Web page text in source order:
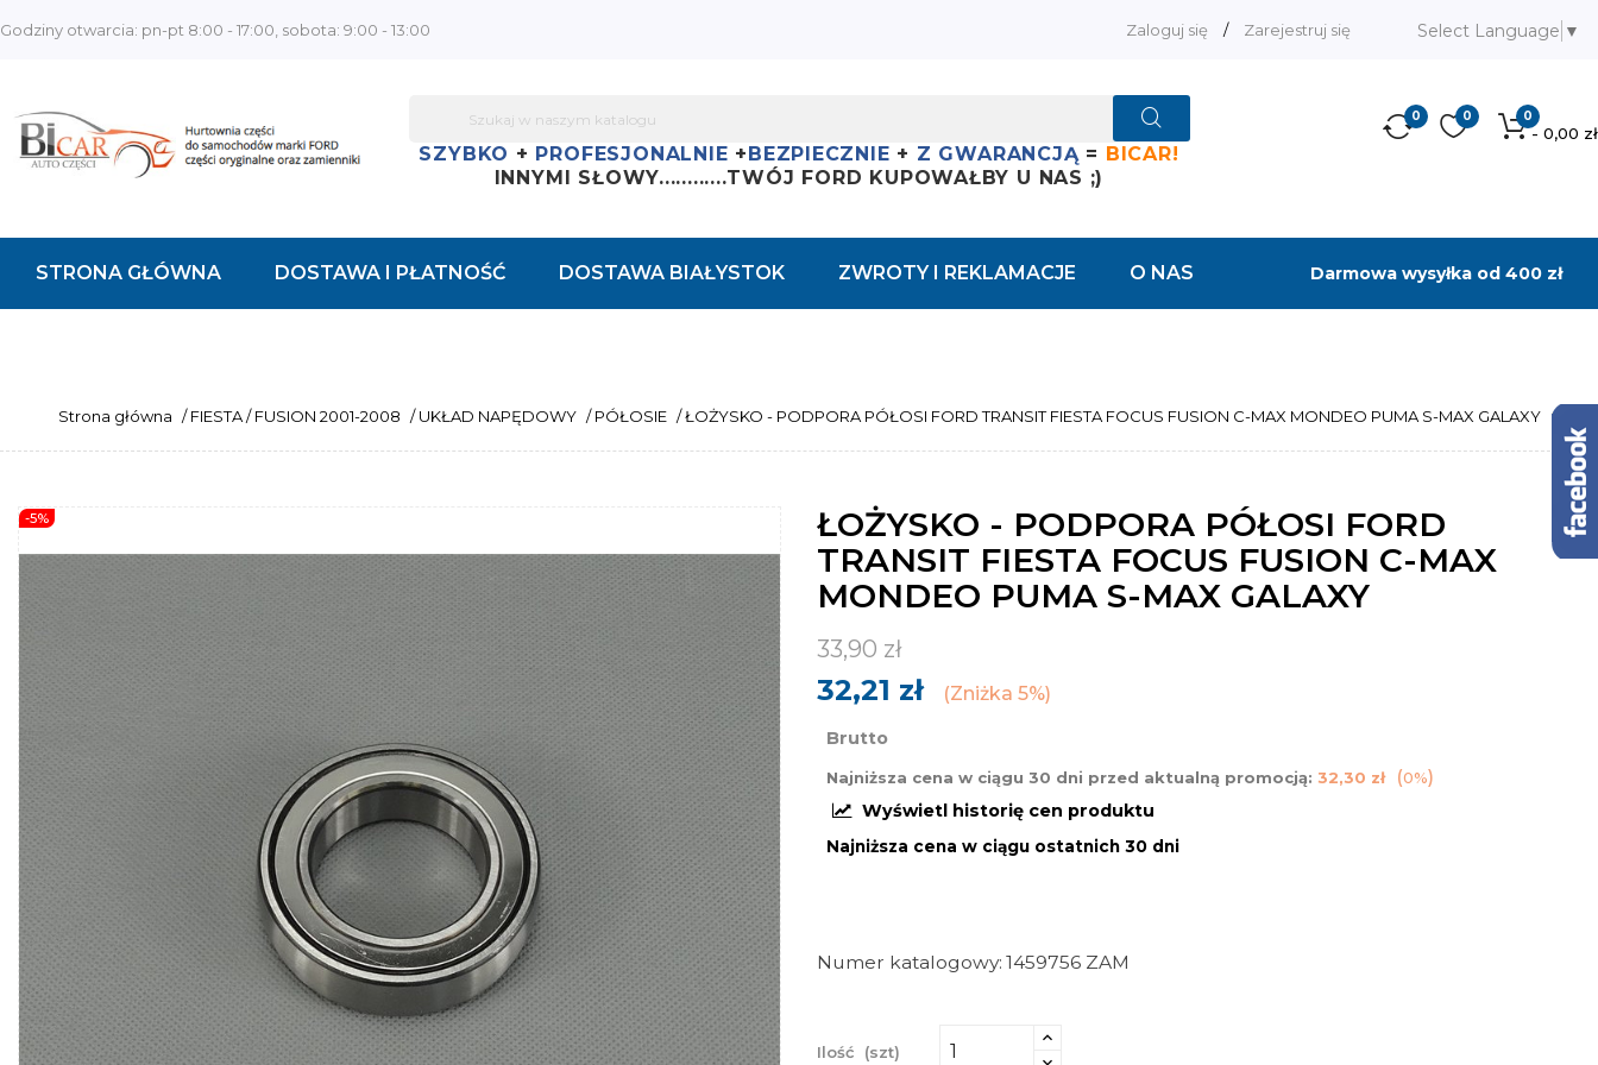
Godziny otwarcia: pn-pt 8:00 - 17:00, sobota: 9:00 - 13:00 Zaloguj się / Zarejestruj się Select Language ▼
SZYBKO + PROFESJONALNIE +BEZPIECZNIE + Z GWARANCJĄ= BICAR!
INNYMI SŁOWY............TWÓJ FORD KUPOWAŁBY U NAS ;)
0
- 0,00 zł
0
0
STRONA GŁÓWNA DOSTAWA I PŁATNOŚĆ DOSTAWA BIAŁYSTOK ZWROTY I REKLAMACJE O NAS Darmowa wysyłka od 400 zł
Strona główna / FIESTA / FUSION 2001-2008 / UKŁAD NAPĘDOWY / PÓŁOSIE / ŁOŻYSKO - PODPORA PÓŁOSI FORD TRANSIT FIESTA FOCUS FUSION C-MAX MONDEO PUMA S-MAX GALAXY
-5%
ŁOŻYSKO - PODPORA PÓŁOSI FORD
TRANSIT FIESTA FOCUS FUSION C-MAX
MONDEO PUMA S-MAX GALAXY
33,90 zł
32,21 zł Zniżka 5%
Brutto
Najniższa cena w ciągu 30 dni przed aktualną promocją: 32,30 zł 0%
Wyświetl historię cen produktu
Najniższa cena w ciągu ostatnich 30 dni
Numer katalogowy 1459756 ZAM
Ilość (szt)